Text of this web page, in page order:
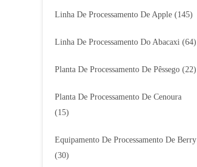
Linha De Processamento De Apple (145)
Linha De Processamento Do Abacaxi (64)
Planta De Processamento De Pêssego (22)
Planta De Processamento De Cenoura
(15)
Equipamento De Processamento De Berry
(30)